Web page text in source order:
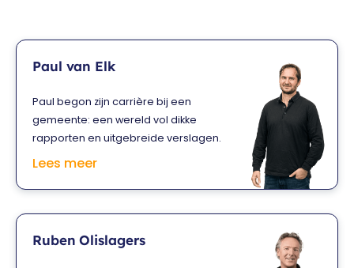
Paul van Elk
Paul begon zijn carrière bij een
gemeente: een wereld vol dikke
rapporten en uitgebreide verslagen.
Informatieoverdracht moet
hij op zoek naar alternatieven. Tijdens
die zoektocht ontdekte hij de kracht
om complexe informatie in één keer
Lees meer
Ruben Olislagers